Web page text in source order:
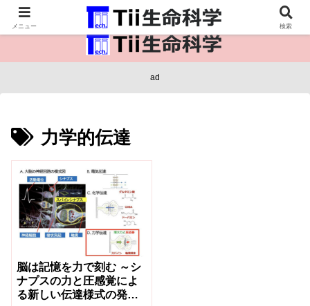
医療保健・生命・生物の情報インフラ。
ad
力学的伝達
脳は記憶を力で刻む ～シ
ナプスの力と圧感覚によ
る新しい伝達様式の発見
メニュー 検索